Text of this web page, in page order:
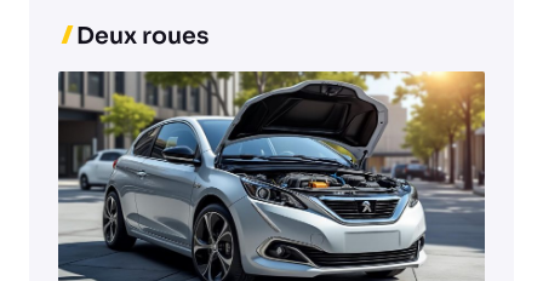
Deux roues